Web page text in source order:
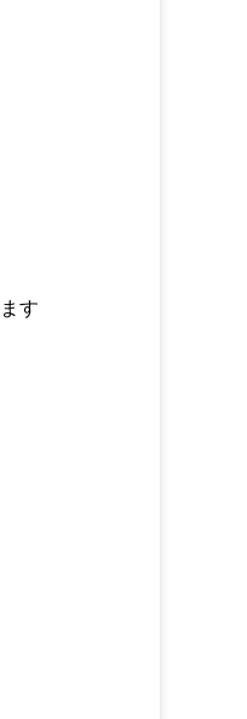
す